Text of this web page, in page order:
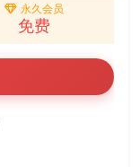
永久会员
免费